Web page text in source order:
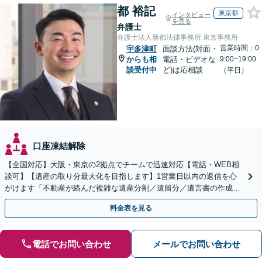
都 裕記
弁護士
インタビュー
を見る
東京都
弁護士法人新都法律事務所 東京事務所
宇多津町
からも相
談受付中
面談方法(対面・
電話・ビデオな
ど)は応相談
営業時間：0
9:00~19:00
（平日）
口座凍結解除
【全国対応】大阪・東京の2拠点でチームで迅速対応【電話・WEB相
談可】【遺産の取り分最大化を目指します】1営業日以内の返信を心
がけます「不動産が絡んだ複雑な遺産分割／遺留分／遺言書の作成・
執行／事業承継など、お任せください」【休日相談あり】
料金表を見る
電話でお問い合わせ メールでお問い合わせ